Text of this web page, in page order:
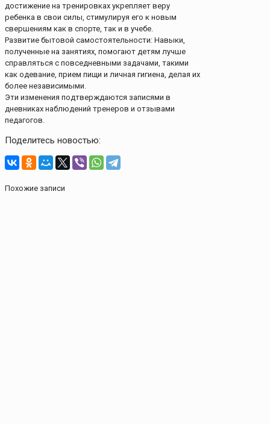
достижение на тренировках укрепляет веру
ребенка в свои силы, стимулируя его к новым
свершениям как в спорте, так и в учебе.
Развитие бытовой самостоятельности: Навыки,
полученные на занятиях, помогают детям лучше
справляться с повседневными задачами, такими
как одевание, прием пищи и личная гигиена, делая их
более независимыми.
Эти изменения подтверждаются записями в
дневниках наблюдений тренеров и отзывами
педагогов.
Поделитесь новостью:
Похожие записи